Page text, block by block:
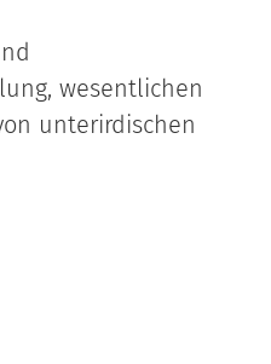
wesentlichen
unterirdischen